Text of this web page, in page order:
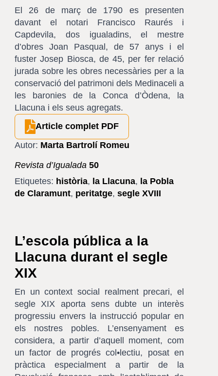
El 26 de març de 1790 es presenten
davant el notari Francisco Raurés i
Capdevila, dos igualadins, el mestre
d’obres Joan Pasqual, de 57 anys i el
fuster Josep Biosca, de 45, per fer relació
jurada sobre les obres necessàries per a la
conservació del patrimoni dels Medinaceli a
les baronies de la Conca d’Òdena, la
Llacuna i els seus agregats.
Article complet PDF
Autor: Marta Bartrolí Romeu
Revista d’Igualada 50
Etiquetes: història, la Llacuna, la Pobla
de Claramunt, peritatge, segle XVIII
L’escola pública a la
Llacuna durant el segle
XIX
En un context social realment precari, el
segle XIX aporta sens dubte un interès
progressiu envers la instrucció popular en
els nostres pobles. L’ensenyament es
considera, a partir d’aquell moment, com
un factor de progrés col•lectiu, posat en
pràctica especialment a partir de la